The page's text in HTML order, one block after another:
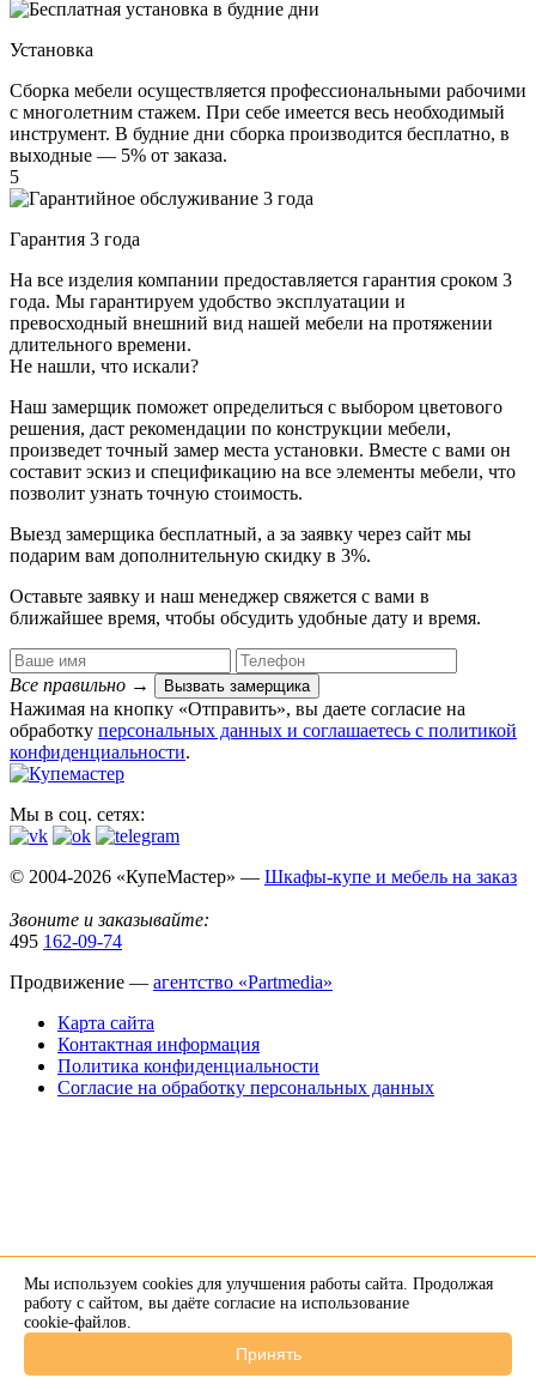
Установка
Сборка мебели осуществляется профессиональными рабочими
с многолетним стажем. При себе имеется весь необходимый
инструмент. В будние дни сборка производится бесплатно, в
выходные — 5% от заказа.
5
Гарантия 3 года
На все изделия компании предоставляется гарантия сроком 3
года. Мы гарантируем удобство эксплуатации и
превосходный внешний вид нашей мебели на протяжении
длительного времени.
Не нашли, что искали?
Наш замерщик поможет определиться с выбором цветового
решения, даст рекомендации по конструкции мебели,
произведет точный замер места установки. Вместе с вами он
составит эскиз и спецификацию на все элементы мебели, что
позволит узнать точную стоимость.
Выезд замерщика бесплатный, а за заявку через сайт мы
подарим вам дополнительную скидку в 3%.
Оставьте заявку и наш менеджер свяжется с вами в
ближайшее время, чтобы обсудить удобные дату и время.
Все правильно → Вызвать замерщика
Нажимая на кнопку «Отправить», вы даете согласие на
обработку персональных данных​ и соглашаетесь c политикой
конфиденциальности.
Мы в соц. сетях:
© 2004-2026 «КупеМастер» — Шкафы-купе и мебель на заказ
Звоните и заказывайте:
495 162-09-74
Продвижение — агентство «Partmedia»
Карта сайта
Контактная информация
Политика конфиденциальности
Согласие на обработку персональных данных
Напишите нам в Telegram
+7 926 274-89-34
Мы используем cookies для улучшения работы сайта. Продолжая
работу с сайтом, вы даёте согласие на использование
cookie-файлов.
Принять